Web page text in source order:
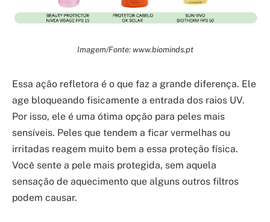
Imagem/Fonte: www.biominds.pt
Essa ação refletora é o que faz a grande diferença. Ele
age bloqueando fisicamente a entrada dos raios UV.
Por isso, ele é uma ótima opção para peles mais
sensíveis. Peles que tendem a ficar vermelhas ou
irritadas reagem muito bem a essa proteção física.
Você sente a pele mais protegida, sem aquela
sensação de aquecimento que alguns outros filtros
podem causar.